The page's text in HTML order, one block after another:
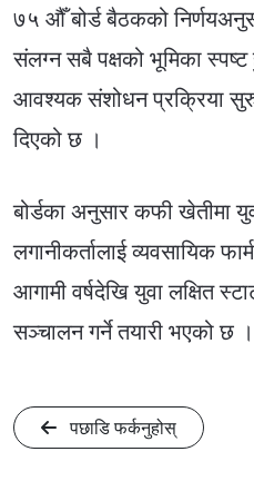
७५ औँ बोर्ड बैठकको
संलग्न सबै पक्षको भूमिका स्पष्ट
आवश्यक संशोधन प्रक्रिया सुरु
दिएको छ ।
बोर्डका अनुसार कफी खेतीमा
लगानीकर्तालाई व्यवसायिक
आगामी वर्षदेखि युवा लक्षित
सञ्चालन गर्ने तयारी भएको छ ।
पछाडि फर्कनुहोस्